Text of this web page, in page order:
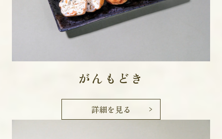
がんもどき
詳細を見る